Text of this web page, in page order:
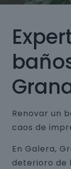
Renovar un
caos de
En Galera,
deterioro de